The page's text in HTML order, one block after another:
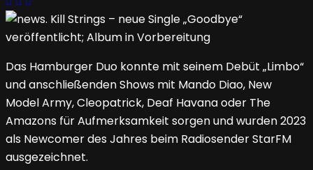
Das Hamburger Duo konnte mit seinem Debüt „Limbo“
und anschließenden Shows mit Mando Diao, New
Model Army, Cleopatrick, Deaf Havana oder The
Amazons für Aufmerksamkeit sorgen und wurden 2023
als Newcomer des Jahres beim Radiosender StarFM
ausgezeichnet.